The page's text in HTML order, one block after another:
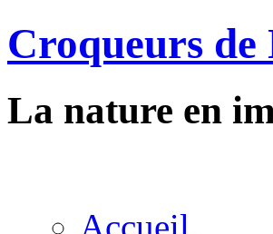
Croqueurs de
La nature en
Accueil